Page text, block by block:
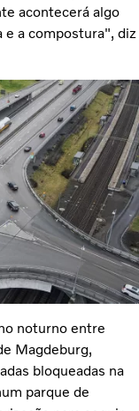
acontecerá algo
e a compostura", diz
noturno entre
Magdeburg,
bloqueadas na
parque de